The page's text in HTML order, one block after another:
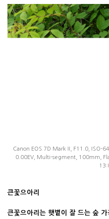
Canon EOS 7D Mark II, F11.0, ISO-
0.00EV, Multi-segment, 100mm,
큰꽃으아리
큰꽃으아리는 햇볕이 잘 드는 숲 가